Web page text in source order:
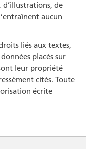
de
aucun
liés aux textes,
placés sur
leur propriété
cités. Toute
écrite